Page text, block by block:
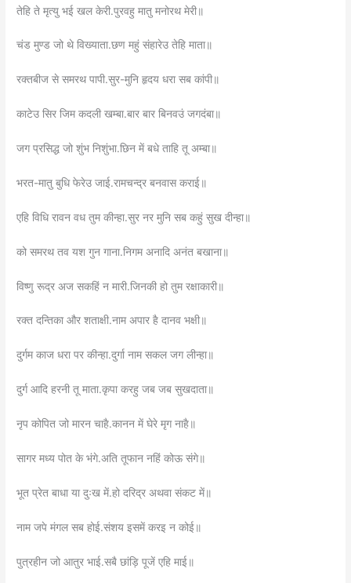
तेहि ते मृत्यु भई खल केरी.पुरवहु मातु मनोरथ मेरी॥
चंड मुण्ड जो थे विख्याता.छण महुं संहारेउ तेहि माता॥
रक्तबीज से समरथ पापी.सुर-मुनि हृदय धरा सब कांपी॥
काटेउ सिर जिम कदली खम्बा.बार बार बिनवउं जगदंबा॥
जग प्रसिद्ध जो शुंभ निशुंभा.छिन में बधे ताहि तू अम्बा॥
भरत-मातु बुधि फेरेउ जाई.रामचन्द्र बनवास कराई॥
एहि विधि रावन वध तुम कीन्हा.सुर नर मुनि सब कहुं सुख दीन्हा॥
को समरथ तव यश गुन गाना.निगम अनादि अनंत बखाना॥
विष्णु रूद्र अज सकहिं न मारी.जिनकी हो तुम रक्षाकारी॥
रक्त दन्तिका और शताक्षी.नाम अपार है दानव भक्षी॥
दुर्गम काज धरा पर कीन्हा.दुर्गा नाम सकल जग लीन्हा॥
दुर्ग आदि हरनी तू माता.कृपा करहु जब जब सुखदाता॥
नृप कोपित जो मारन चाहै.कानन में घेरे मृग नाहै॥
सागर मध्य पोत के भंगे.अति तूफान नहिं कोऊ संगे॥
भूत प्रेत बाधा या दुःख में.हो दरिद्र अथवा संकट में॥
नाम जपे मंगल सब होई.संशय इसमें करइ न कोई॥
पुत्रहीन जो आतुर भाई.सबै छांड़ि पूजें एहि माई॥